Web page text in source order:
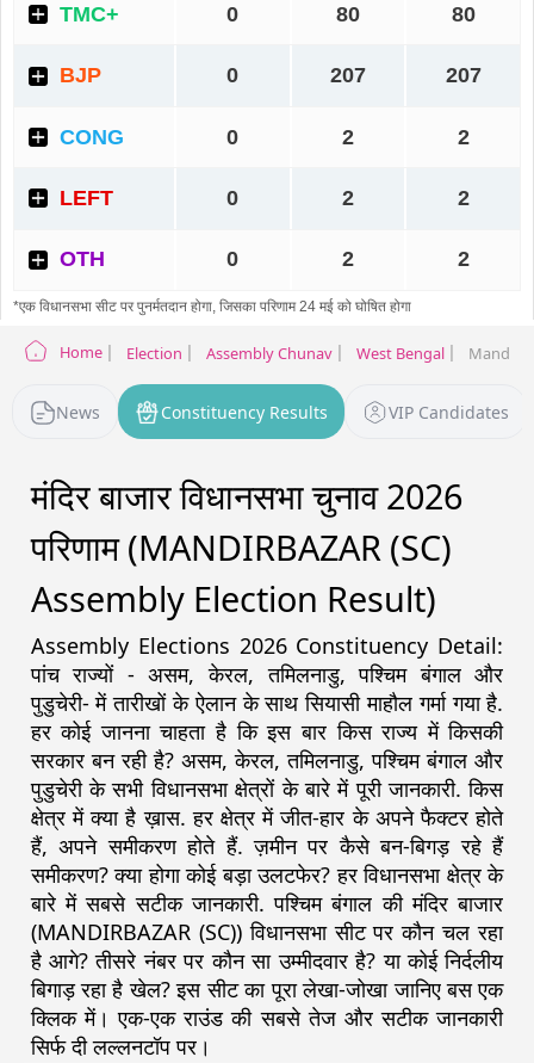
Home Election Assembly Chunav West Bengal
News Constituency Results VIP Candidates
मंदिर बाजार विधानसभा चुनाव 2026
परिणाम (MANDIRBAZAR (SC)
Assembly Election Result)
Assembly Elections 2026 Constituency Detail:
पांच राज्यों - असम, केरल, तमिलनाडु, पश्चिम बंगाल और
पुडुचेरी- में तारीखों के ऐलान के साथ सियासी माहौल गर्मा गया है.
हर कोई जानना चाहता है कि इस बार किस राज्य में किसकी
सरकार बन रही है? असम, केरल, तमिलनाडु, पश्चिम बंगाल और
पुडुचेरी के सभी विधानसभा क्षेत्रों के बारे में पूरी जानकारी. किस
क्षेत्र में क्या है ख़ास. हर क्षेत्र में जीत-हार के अपने फैक्टर होते
हैं, अपने समीकरण होते हैं. ज़मीन पर कैसे बन-बिगड़ रहे हैं
समीकरण? क्या होगा कोई बड़ा उलटफेर? हर विधानसभा क्षेत्र के
बारे में सबसे सटीक जानकारी. पश्चिम बंगाल की मंदिर बाजार
(MANDIRBAZAR (SC)) विधानसभा सीट पर कौन चल रहा
है आगे? तीसरे नंबर पर कौन सा उम्मीदवार है? या कोई निर्दलीय
बिगाड़ रहा है खेल? इस सीट का पूरा लेखा-जोखा जानिए बस एक
क्लिक में। एक-एक राउंड की सबसे तेज और सटीक जानकारी
सिर्फ दी लल्लनटॉप पर।